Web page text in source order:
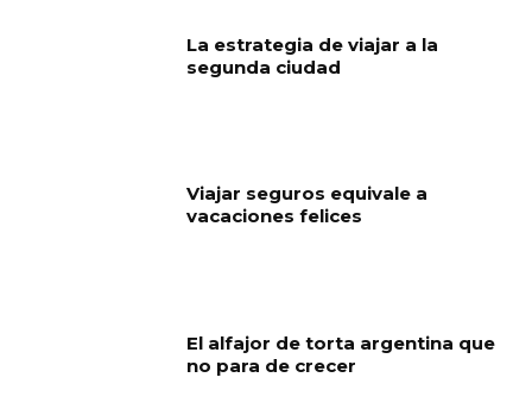
La estrategia de viajar a la
segunda ciudad
Viajar seguros equivale a
vacaciones felices
El alfajor de torta argentina que
no para de crecer